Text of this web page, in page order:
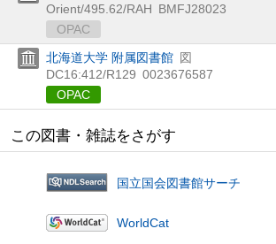
Orient/495.62/RAH BMFJ28023
OPAC
北海道大学 附属図書館 図
DC16:412/R129 0023676587
OPAC
この図書・雑誌をさがす
国立国会図書館サーチ
WorldCat